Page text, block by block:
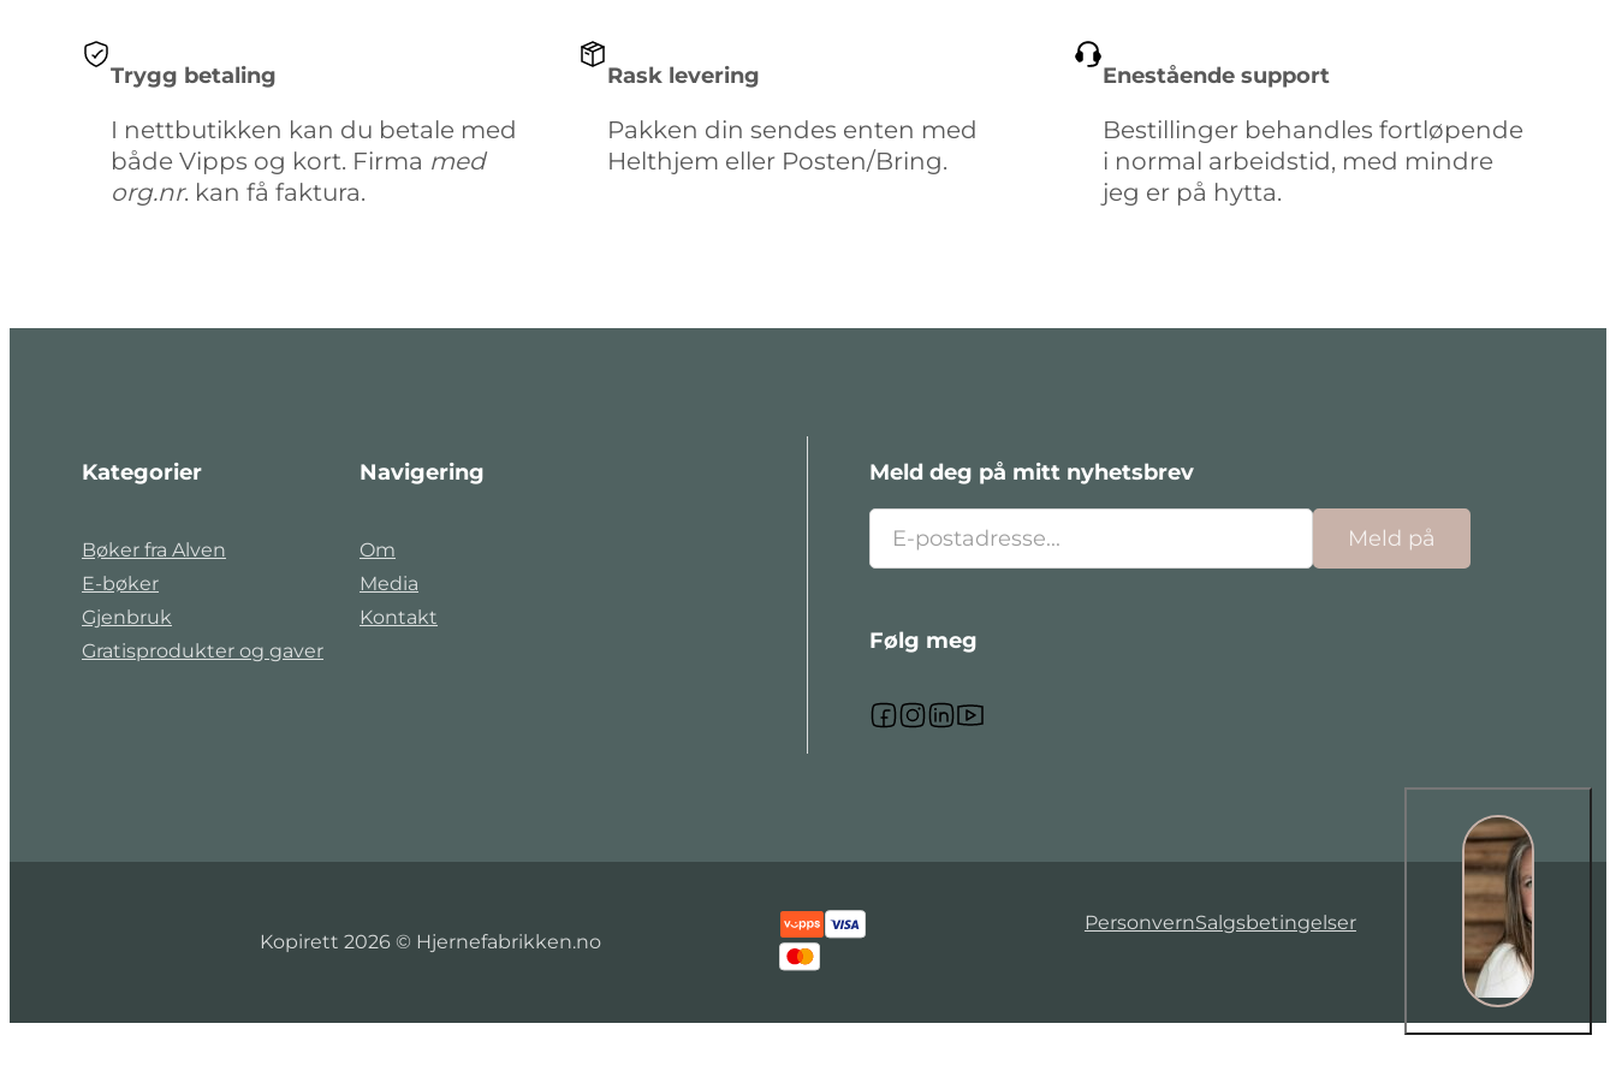
Trygg betaling
I nettbutikken kan du betale med
både Vipps og kort. Firma med
org.nr. kan få faktura.
Rask levering
Pakken din sendes enten med
Helthjem eller Posten/Bring.
Enestående support
Bestillinger behandles fortløpende
i normal arbeidstid, med mindre
jeg er på hytta.
Kategorier
Bøker fra Alven
E-bøker
Gjenbruk
Gratisprodukter og gaver
Navigering
Om
Media
Kontakt
Meld deg på mitt nyhetsbrev
Meld på
Følg meg
Følg meg på Facebook
Følg meg på Instagram
Følg meg på Linkedin
Følg meg på Youtube
Kopirett 2026 © Hjernefabrikken.no
PersonvernSalgsbetingelser